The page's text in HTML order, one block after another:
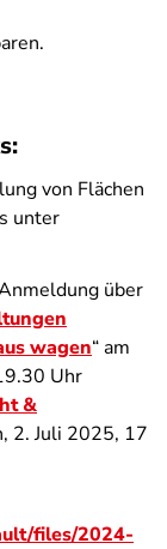
von Flächen
unter
über
wagen“ am
Uhr
&
2. Juli 2025, 17
files/2024-